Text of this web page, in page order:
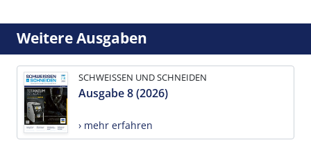
Weitere Ausgaben
SCHWEISSEN UND SCHNEIDEN
Ausgabe 8 (2026)
› mehr erfahren